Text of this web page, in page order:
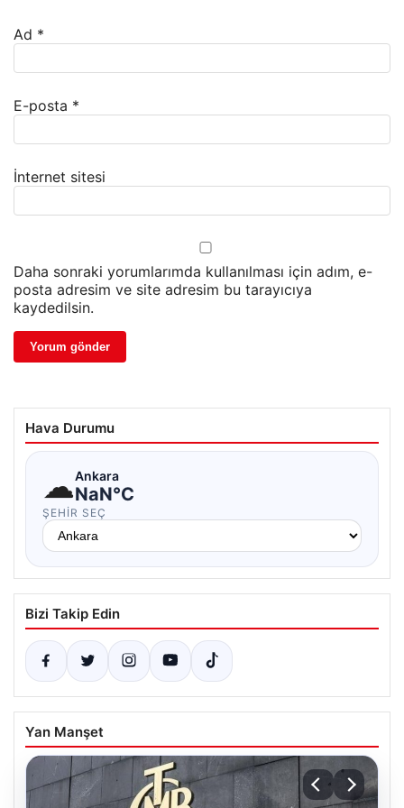
Ad *
E-posta *
İnternet sitesi
Daha sonraki yorumlarımda kullanılması için adım, e-
posta adresim ve site adresim bu tarayıcıya
kaydedilsin.
Hava Durumu
☁Ankara
NaN°C
ŞEHIR SEÇ
Bizi Takip Edin
Yan Manşet